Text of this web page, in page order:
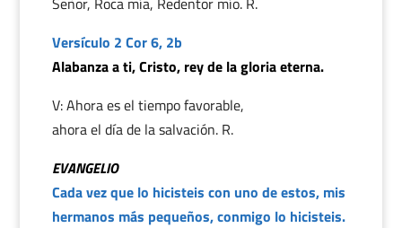
Versículo 2 Cor 6, 2b
Alabanza a ti, Cristo, rey de la gloria eterna.
V: Ahora es el tiempo favorable,
ahora el día de la salvación. R.
EVANGELIO
Cada vez que lo hicisteis con uno de estos, mis
hermanos más pequeños, conmigo lo hicisteis.